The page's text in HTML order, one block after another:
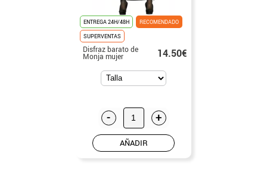
ENTREGA 24H/48H
RECOMENDADO
SUPERVENTAS
Disfraz barato de
Monja mujer 14.50€
- +
AÑADIR